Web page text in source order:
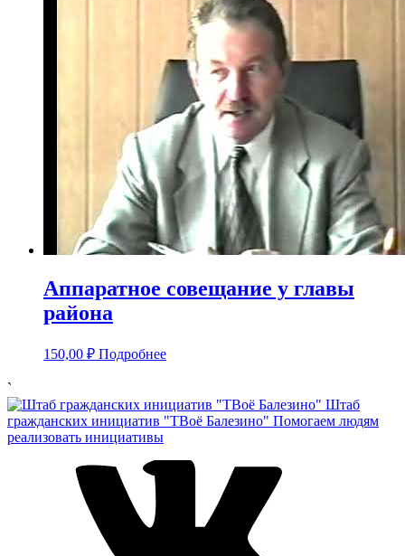
Аппаратное совещание у главы
района
150,00 ₽ Подробнее
`
Штаб
гражданских инициатив "ТВоё Балезино" Помогаем людям
реализовать инициативы